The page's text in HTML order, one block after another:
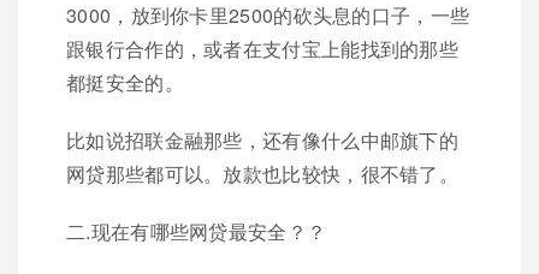
3000，放到你卡里2500的砍头息的口子，一些
跟银行合作的，或者在支付宝上能找到的那些
都挺安全的。
比如说招联金融那些，还有像什么中邮旗下的
网贷那些都可以。放款也比较快，很不错了。
二.现在有哪些网贷最安全？？